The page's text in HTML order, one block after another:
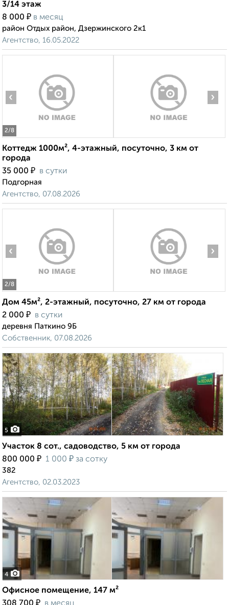
3/14 этаж
8 000 ₽ в месяц
район Отдых район, Дзержинского 2к1
Агентство, 16.05.2022
2/8
‹ ›
Коттедж 1000м², 4-этажный, посуточно, 3 км от
города
35 000 ₽ в сутки
Подгорная
Агентство, 07.08.2026
2/8
‹ ›
Дом 45м², 2-этажный, посуточно, 27 км от города
2 000 ₽ в сутки
деревня Паткино 9Б
Собственник, 07.08.2026
5
Участок 8 сот., садоводство, 5 км от города
800 000 ₽ 1 000 ₽ за сотку
382
Агентство, 02.03.2023
4
Офисное помещение, 147 м²
₽